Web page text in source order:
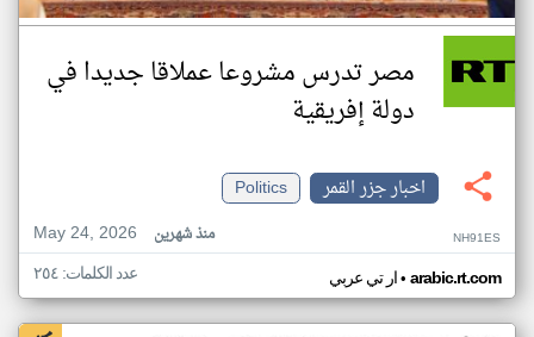
مصر تدرس مشروعا عملاقا جديدا في
دولة إفريقية
اخبار جزر القمر
Politics
May 24, 2026
منذ شهرين NH91ES
ار تي عربي• arabic.rt.com عدد الكلمات: ٢٥٤